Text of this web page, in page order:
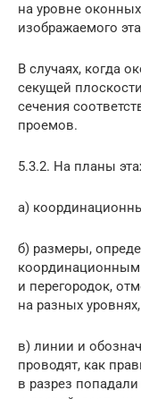
на уровне
изображаемого
В случаях, когда
секущей
сечения
проемов.
5.3.2. На планы
а)
б) размеры,
и перегородок,
на разных
в) линии и
проводят, как
в разрез